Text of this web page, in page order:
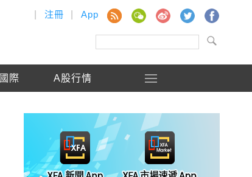
注冊 App
國際 A股行情